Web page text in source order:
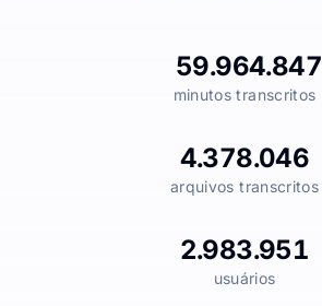
59.964.847
minutos transcritos
4.378.046
arquivos transcritos
2.983.951
usuários